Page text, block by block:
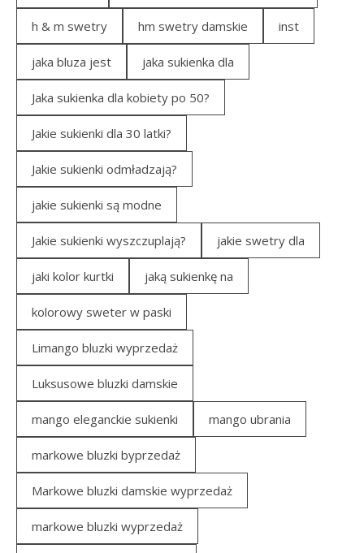
h & m swetry hm swetry damskie inst
jaka bluza jest jaka sukienka dla
Jaka sukienka dla kobiety po 50?
Jakie sukienki dla 30 latki?
Jakie sukienki odmładzają?
jakie sukienki są modne
Jakie sukienki wyszczuplają? jakie swetry dla
jaki kolor kurtki jaką sukienkę na
kolorowy sweter w paski
Limango bluzki wyprzedaż
Luksusowe bluzki damskie
mango eleganckie sukienki mango ubrania
markowe bluzki byprzedaż
Markowe bluzki damskie wyprzedaż
markowe bluzki wyprzedaż